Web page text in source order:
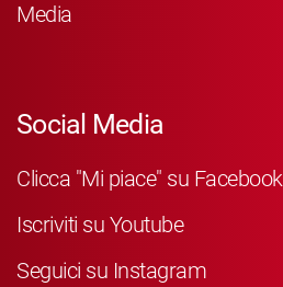
Media
Social Media
Clicca "Mi piace" su Facebook
Iscriviti su Youtube
Seguici su Instagram